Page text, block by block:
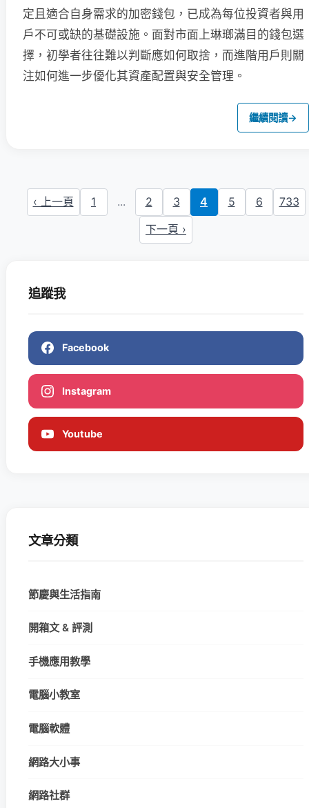
定且適合自身需求的加密錢包，已成為每位投資者與用
戶不可或缺的基礎設施。面對市面上琳瑯滿目的錢包選
擇，初學者往往難以判斷應如何取捨，而進階用戶則關
注如何進一步優化其資產配置與安全管理。
繼續閱讀→
‹ 上一頁 1 ... 2 3 4 5 6
733
下一頁 ›
追蹤我
Facebook
Instagram
Youtube
文章分類
節慶與生活指南
開箱文 & 評測
手機應用教學
電腦小教室
電腦軟體
網路大小事
網路社群